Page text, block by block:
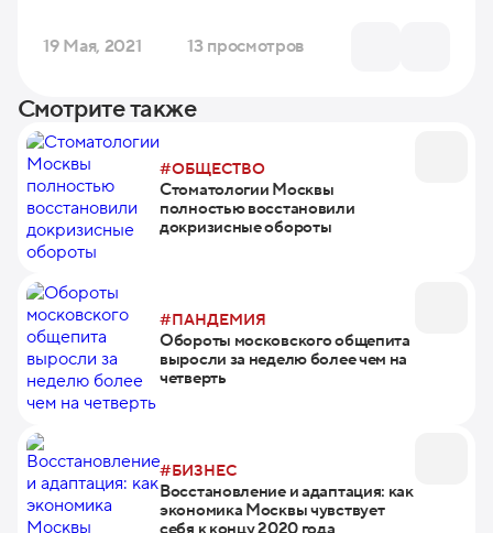
19 Мая, 2021 13 просмотров
Смотрите также
#ОБЩЕСТВО
Стоматологии Москвы
полностью восстановили
докризисные обороты
#ПАНДЕМИЯ
Обороты московского общепита
выросли за неделю более чем на
четверть
#БИЗНЕС
Восстановление и адаптация: как
экономика Москвы чувствует